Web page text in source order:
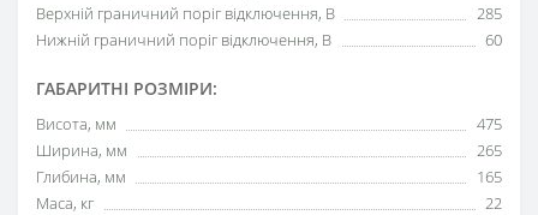
Верхній граничний поріг відключення, В
285
Нижній граничний поріг відключення, В
60
ГАБАРИТНІ РОЗМІРИ:
Висота, мм
475
Ширина, мм
265
Глибина, мм
165
Маса, кг
22